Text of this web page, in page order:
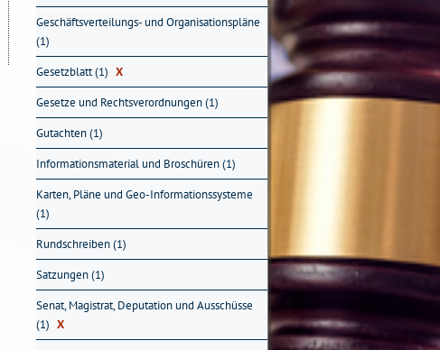
Geschäftsverteilungs- und Organisationspläne
(1)
Gesetzblatt (1) X
Gesetze und Rechtsverordnungen (1)
Gutachten (1)
Informationsmaterial und Broschüren (1)
Karten, Pläne und Geo-Informationssysteme
(1)
Rundschreiben (1)
Satzungen (1)
Senat, Magistrat, Deputation und Ausschüsse
(1) X